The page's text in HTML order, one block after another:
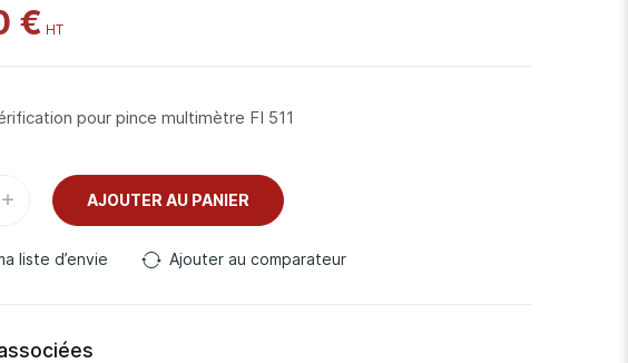
€
pour pince multimètre FI 511
AJOUTER AU PANIER
liste d’envie Ajouter au comparateur